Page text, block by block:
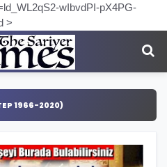
wIbvdPI-pX4PG-
>
1966-2020)